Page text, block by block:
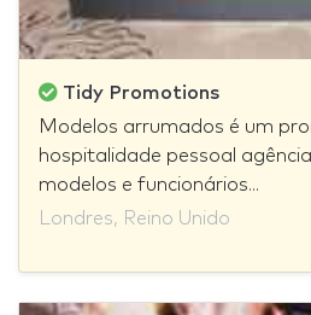
Tidy Promotions
Modelos arrumados é um
hospitalidade pessoal
modelos e funcionários...
Londres, Reino Unido